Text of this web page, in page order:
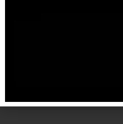
SPONSORIZZATO